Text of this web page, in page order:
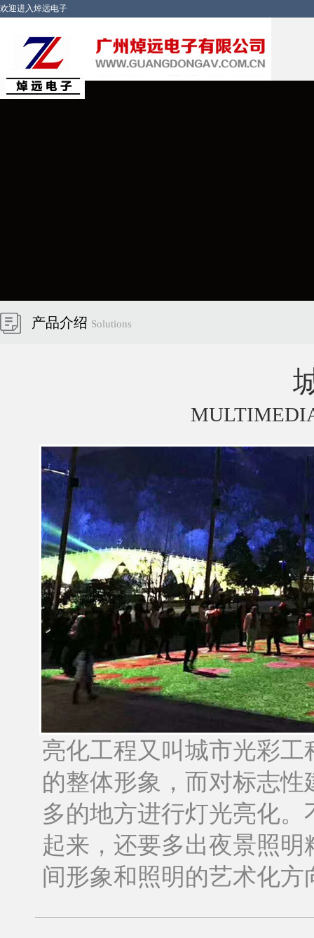
欢迎进入焯远电子
产品介绍 Solutions
亮化工程又叫城市光彩
的整体形象，而对标志
多的地方进行灯光亮化
起来，还要多出夜景照
间形象和照明的艺术化